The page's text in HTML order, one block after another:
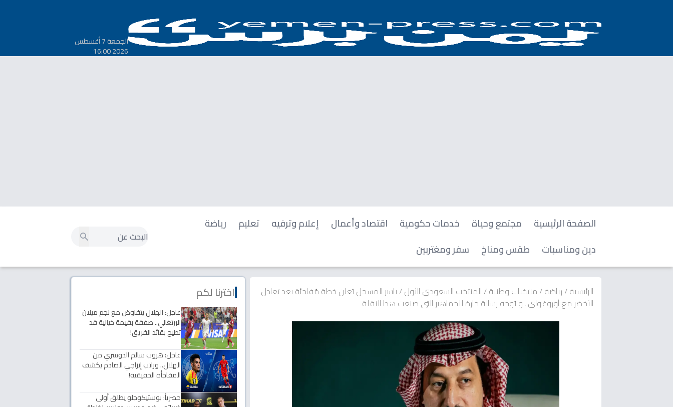
الجمعة 7 أغسطس
2026 16:00
الصفحة الرئيسية مجتمع وحياة خدمات حكومية اقتصاد وأعمال إعلام وترفيه تعليم
رياضة
دين ومناسبات
طقس ومناخ سفر ومغتربين
الرئيسية/رياضة/منتخبات وطنية/المنتخب السعودي الأول/ياسر المسحل يُعلن خطة مُفاجئة بعد تعادل
الأخضر مع أوروغواي.. و يُوجه رسالة حارة للجماهير التي صنعت هذا النقلة
اخترنا لكم
عاجل: الهلال يتفاوض مع نجم ميلان
البرتغالي.. صفقة بقيمة خيالية قد
تطيح بقائد الفريق!
عاجل: هروب سالم الدوسري من
الهلال.. وراتب إنزاجي الصادم يكشف
المفاجأة الحقيقية!
حصرياً: بوستيكوجلو يطلق أولى